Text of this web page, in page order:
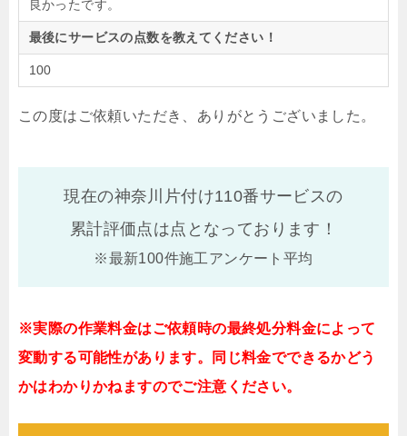
良かったです。
最後にサービスの点数を教えてください！
100
この度はご依頼いただき、ありがとうございました。
現在の神奈川片付け110番サービスの
累計評価点は点となっております！
※最新100件施工アンケート平均
※実際の作業料金はご依頼時の最終処分料金によって
変動する可能性があります。同じ料金でできるかどう
かはわかりかねますのでご注意ください。